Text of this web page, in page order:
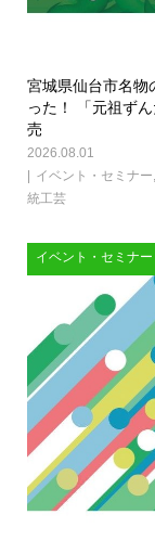
宮城県仙台市名
った！ 「元祖ず
売
2026.08.01
イベント・セミナー,
統工芸
イベント・セミナー